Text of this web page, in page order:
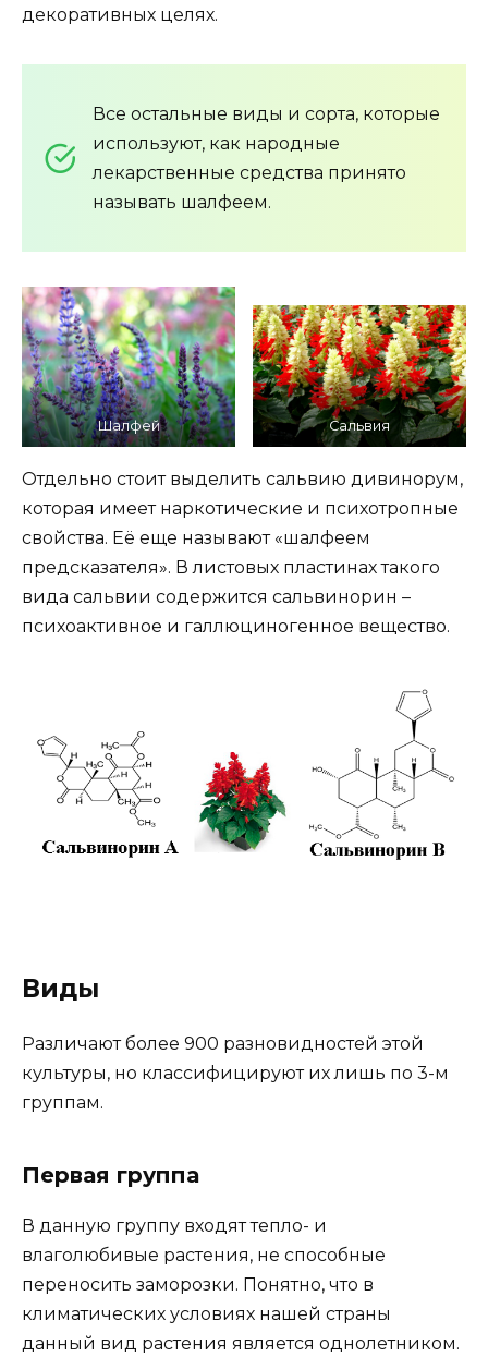
декоративных целях.
Все остальные виды и сорта, которые
используют, как народные
лекарственные средства принято
называть шалфеем.
Шалфей Сальвия
Отдельно стоит выделить сальвию дивинорум,
которая имеет наркотические и психотропные
свойства. Её еще называют «шалфеем
предсказателя». В листовых пластинах такого
вида сальвии содержится сальвинорин –
психоактивное и галлюциногенное вещество.
Виды
Различают более 900 разновидностей этой
культуры, но классифицируют их лишь по 3-м
группам.
Первая группа
В данную группу входят тепло- и
влаголюбивые растения, не способные
переносить заморозки. Понятно, что в
климатических условиях нашей страны
данный вид растения является однолетником.